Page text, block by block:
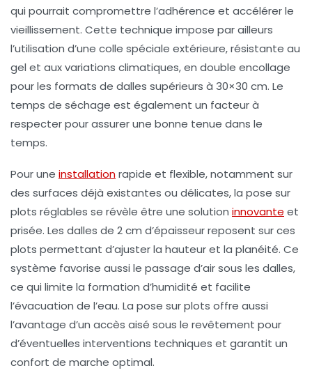
qui pourrait compromettre l’adhérence et accélérer le
vieillissement. Cette technique impose par ailleurs
l’utilisation d’une colle spéciale extérieure, résistante au
gel et aux variations climatiques, en double encollage
pour les formats de dalles supérieurs à 30×30 cm. Le
temps de séchage est également un facteur à
respecter pour assurer une bonne tenue dans le
temps.
Pour une installationrapide et flexible, notamment sur
des surfaces déjà existantes ou délicates, la pose sur
plots réglables se révèle être une solution innovante et
prisée. Les dalles de 2 cm d’épaisseur reposent sur ces
plots permettant d’ajuster la hauteur et la planéité. Ce
système favorise aussi le passage d’air sous les dalles,
ce qui limite la formation d’humidité et facilite
l’évacuation de l’eau. La pose sur plots offre aussi
l’avantage d’un accès aisé sous le revêtement pour
d’éventuelles interventions techniques et garantit un
confort de marche optimal.